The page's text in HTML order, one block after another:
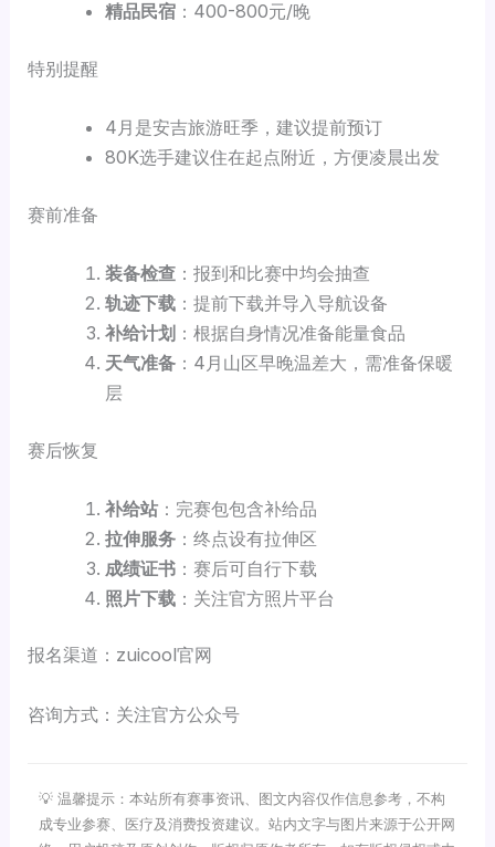
精品民宿：400-800元/晚
特别提醒
4月是安吉旅游旺季，建议提前预订
80K选手建议住在起点附近，方便凌晨出发
赛前准备
装备检查：报到和比赛中均会抽查
轨迹下载：提前下载并导入导航设备
补给计划：根据自身情况准备能量食品
天气准备：4月山区早晚温差大，需准备保暖
层
赛后恢复
补给站：完赛包包含补给品
拉伸服务：终点设有拉伸区
成绩证书：赛后可自行下载
照片下载：关注官方照片平台
报名渠道：zuicool官网
咨询方式：关注官方公众号
💡 温馨提示：本站所有赛事资讯、图文内容仅作信息参考，不构
成专业参赛、医疗及消费投资建议。站内文字与图片来源于公开网